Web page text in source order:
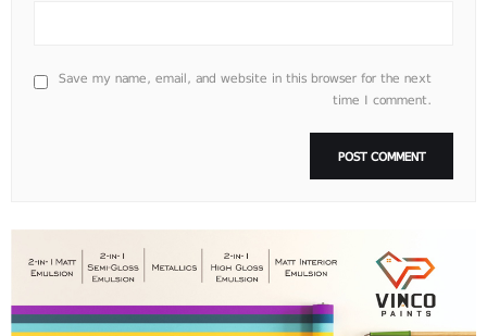
Save my name, email, and website in this browser for the next
time I comment.